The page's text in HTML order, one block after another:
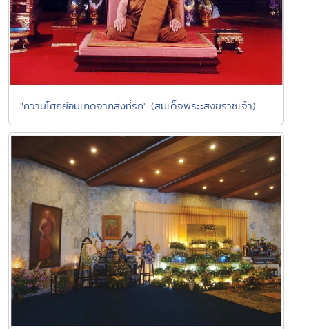
"ความโศกย่อมเกิดจากสิ่งที่รัก" (สมเด็จพระะสังฆราชเจ้า)